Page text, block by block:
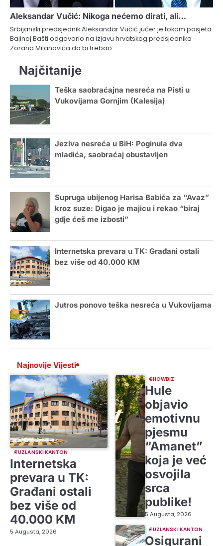
Aleksandar Vučić: Nikoga nećemo dirati, ali…
Srbijanski predsjednik Aleksandar Vučić jučer je tokom posjeta
Bajinoj Bašti odgovorio na izjavu hrvatskog predsjednika
Zorana Milanovića da bi trebao…
Najčitanije
Teška saobraćajna nesreća na Pisti u
Vukovijama Gornjim (Kalesija)
Jeziva nesreća u BiH: Poginula dva
mladića, saobraćaj obustavljen
Supruga ubijenog Harisa Babića za “Avaz”
kroz suze: Digao je majicu i rekao “biraj
gdje ćeš me izbosti”
Internetska prevara u TK: Građani ostali
bez više od 40.000 KM
Jutros ponovo teška nesreća u Vukovijama
Najnovije Vijesti
TUZLANSKI KANTON
Internetska
prevara u TK:
Građani ostali
bez više od
40.000 KM
5 Augusta, 2026
SHOWBIZ
Hule
objavio
emotivnu
pjesmu
“Amanet”
koja je već
osvojila
srca
publike!
5 Augusta, 2026
TUZLANSKI KANTON
Osigurani